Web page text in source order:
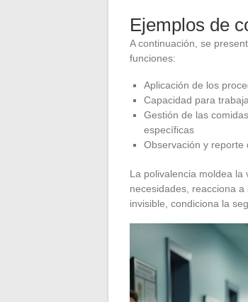
Ejemplos de
A continuación, se
funciones:
Aplicación de los
Capacidad para
Gestión de las
específicas
Observación y reporte
La polivalencia moldea
necesidades, reacciona
invisible, condiciona la